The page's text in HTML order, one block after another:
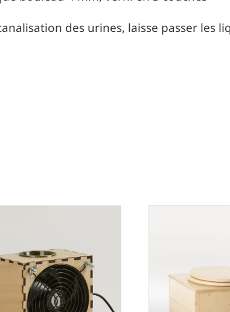
des urines, laisse passer les
AJOUTER AU PANIER
/
DETAILS
CHOIX DES